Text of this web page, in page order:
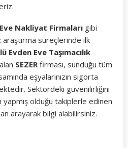
Nakliyat Firmalarıgibi
araştırma süreçlerinde ilk
Evden Eve Taşımacılık
SEZERfirması, sunduğu tüm
eşyalarınızın sigorta
Sektördeki güvenilirliğini
olduğu takiplerle edinen
arayarak bilgi alabilirsiniz.